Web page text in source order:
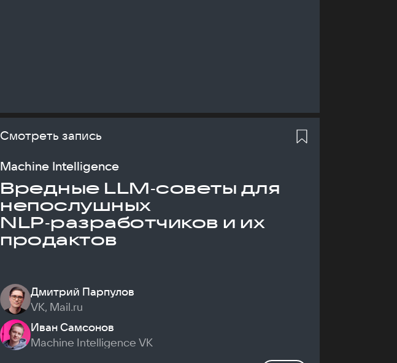
Смотреть запись
Machine Intelligence
Вредные LLM‑советы для
непослушных
NLP‑разработчиков и их
продактов
Дмитрий Парпулов
VK, Mail.ru
Иван Самсонов
Machine Intelligence VK